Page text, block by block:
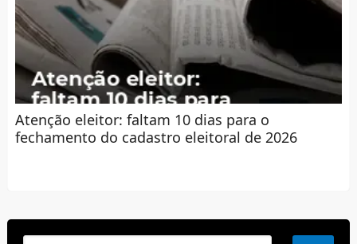
Atenção eleitor: faltam 10 dias para o
fechamento do cadastro eleitoral de 2026